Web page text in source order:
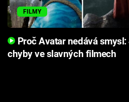
Sledujte nás
FILMY
Proč Avatar nedává
chyby ve slavných filmech